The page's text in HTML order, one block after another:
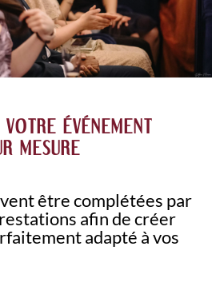
ÉVÉNEMENT
MESURE
être complétées par
afin de créer
adapté à vos